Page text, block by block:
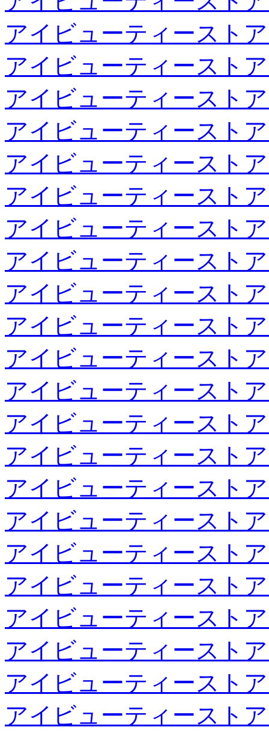
アイビューティースト
アイビューティースト
アイビューティースト
アイビューティースト
アイビューティースト
アイビューティースト
アイビューティースト
アイビューティースト
アイビューティースト
アイビューティースト
アイビューティースト
アイビューティースト
アイビューティースト
アイビューティースト
アイビューティースト
アイビューティースト
アイビューティースト
アイビューティースト
アイビューティースト
アイビューティースト
アイビューティースト
アイビューティースト